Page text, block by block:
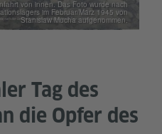
Tag des
die Opfer des
von innen. Das Foto wurde nach
im Februar/März 1945 von
Stanislaw Mucha aufgenommen.